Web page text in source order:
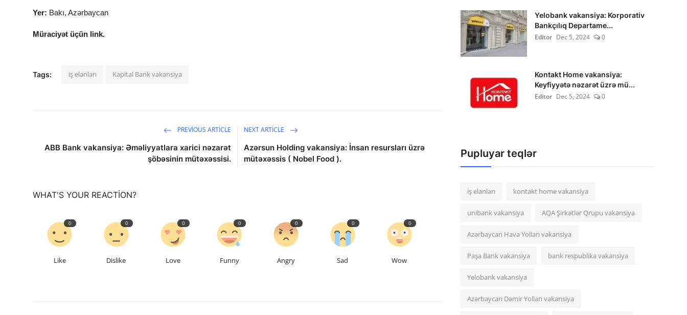
Yer: Bakı, Azərbaycan
Müraciyət üçün link.
Tags: iş elanları Kapital Bank vakansiya
PREVIOUS ARTICLE
ABB Bank vakansiya: Əməliyyatlara xarici nəzarət
şöbəsinin mütəxəssisi.
NEXT ARTICLE
Azərsun Holding vakansiya: İnsan resursları üzrə
mütəxəssis ( Nobel Food ).
WHAT'S YOUR REACTION?
0
Like
0
Dislike
0
Love
0
Funny
0
Angry
0
Sad
0
Wow
Yelobank vakansiya: Korporativ
Bankçılıq Departame...
Editor Dec 5, 2024 0
Kontakt Home vakansiya:
Keyfiyyətə nəzarət üzrə mü...
Editor Dec 5, 2024 0
Pupluyar teqlər
iş elanları kontakt home vakansiya
unibank vakansiya AQA Şirkətlər Qrupu vakansiya
Azərbaycan Hava Yolları vakansiya
Paşa Bank vakansiya bank respublika vakansiya
Yelobank vakansiya
Azərbaycan Dəmir Yolları vakansiya